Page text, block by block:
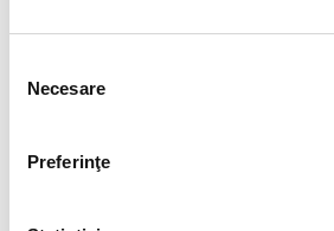
consimțământului
Necesare
Preferinţe
2021 Sociologie
2021 Electromecanică